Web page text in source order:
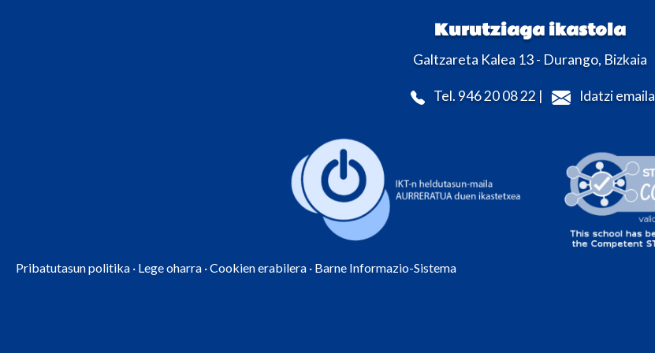
Kurutziaga ikastola
Galtzareta Kalea 13 - Durango, Bizkaia
Tel. 946 20 08 22 | Idatzi emaila
Pribatutasun politika · Lege oharra ·Cookien erabilera · Barne Informazio-Sistema